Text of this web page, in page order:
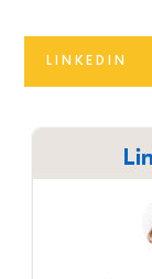
LINKEDIN